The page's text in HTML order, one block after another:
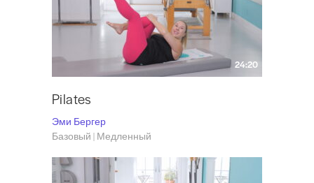
24:20
Pilates
Эми Бергер
Базовый | Медленный